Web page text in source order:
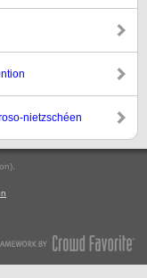
nietzschéen
.